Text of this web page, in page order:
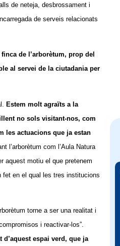
de neteja, desbrossament i
de serveis relacionats
de l’arborètum, prop del
al servei de la ciutadania per
Estem molt agraïts a la
no sols visitant-nos, com
les actuacions que ja estan
l’arborètum com l’Aula Natura
aquest motiu el que pretenem
fet en el qual les tres institucions
torne a ser una realitat i
i reactivar-los”.
espai verd, que ja